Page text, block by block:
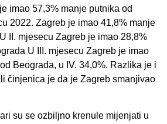
imao 57,3% manje putnika od
2022. Zagreb je imao 41,8% manje
II. mjesecu Zagreb je imao 28,8%
U III. mjesecu Zagreb je imao
Beograda, u IV. 34,0%. Razlika je i
činjenica je da je Zagreb smanjivao
su se ozbiljno krenule mijenjati u